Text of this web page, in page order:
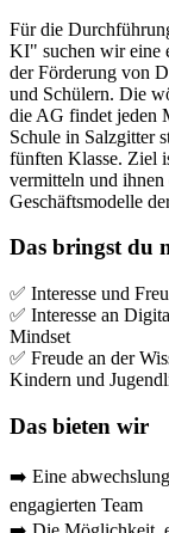
Für die
KI" suchen wir eine
der Förderung von
und Schülern. Die
die AG findet jeden
Schule in Salzgitter
fünften Klasse. Ziel
vermitteln und
Geschäftsmodelle
Das bringst du
✅ Interesse und
✅ Interesse an
Mindset
✅ Freude an der
Kindern und
Das bieten wir
➡️ Eine
engagierten Team